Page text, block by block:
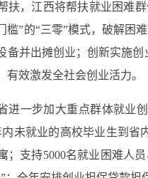
扶，江西将帮扶就业困难
槛”的“三零”模式，破解困
备并出摊创业；创新实施
有效激发全社会创业活力。
进一步加大重点群体就业
内未就业的高校毕业生到
；支持5000名就业困难人